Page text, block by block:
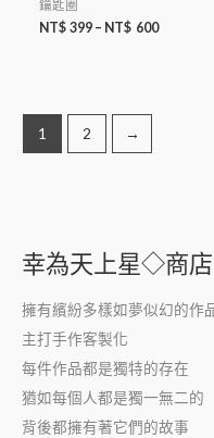
幸為天上星◇商店
擁有繽紛多樣如夢似幻的作
主打手作客製化
每件作品都是獨特的存在
猶如每個人都是獨一無二的
背後都擁有著它們的故事
鑰匙圈
NT$ 399 – NT$ 600
1 2 →